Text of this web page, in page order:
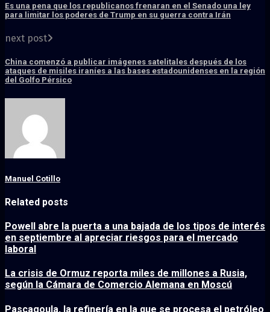
Es una pena que los republicanos frenaran en el Senado una ley
para limitar los poderes de Trump en su guerra contra Irán
next post
China comenzó a publicar imágenes satelitales después de los
ataques de misiles iraníes a las bases estadounidenses en la región
del Golfo Pérsico
Manuel Cotillo
Related posts
Powell abre la puerta a una bajada de los tipos de interés
en septiembre al apreciar riesgos para el mercado
laboral
La crisis de Ormuz reporta miles de millones a Rusia,
según la Cámara de Comercio Alemana en Moscú
Pascagoula, la refinería en la que se procesa el petróleo